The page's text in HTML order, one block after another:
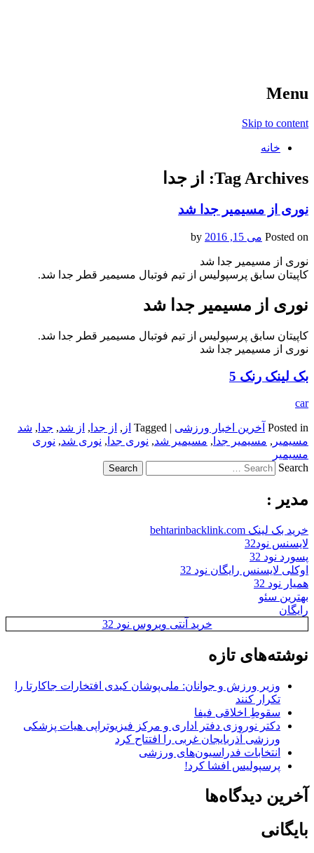
Menu
Skip to content
خانه
Tag Archives: از جدا
نوری از مسیمیر جدا شد
Posted on می 15, 2016
نوری از مسیمیر جدا شد
کاپیتان سابق پرسپولیس از تیم فوتبال مسیمیر قطر جدا شد.
نوری از مسیمیر جدا شد
کاپیتان سابق پرسپولیس از تیم فوتبال مسیمیر قطر جدا شد.
نوری از مسیمیر جدا شد
بک لینک رنک 5
car
Posted in آخرین اخبار ورزشی Tagged از , از جدا , از شد, جدا , شد
مسیمیر , مسیمیر جدا , مسیمیر شد, نوری جدا , نوری شد, نوری
مسیمیر
Search
مدیر :
خرید بک لینک behtarinbacklink.com
لایسنس نود32
پسورد نود 32
اوکلی لایسنس رایگان نود 32
همیار نود 32
بهترین سئو
رایگان
خرید آنتی ویروس نود 32
نوشته‌های تازه
وزیر ورزش و جوانان: ملی‌پوشان کبدی افتخارات جاکارتا را
تکرار کنند
سقوطِ اخلاقی فیفا
دکتر نوروزی دفتر اداری و مرکز فیزیوتراپی هیات پزشکی
ورزشی آذربایجان غربی را افتتاح کرد
انتخابات فدراسیون‌های ورزشی
پرسپولیس افشا کرد!
آخرین دیدگاه‌ها
بایگانی